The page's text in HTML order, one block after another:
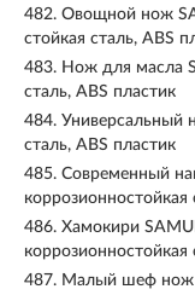
482. Овощной нож
стойкая сталь, ABS
483. Нож для масла
сталь, ABS пластик
484. Универсальный
сталь, ABS пластик
485. Современный
коррозионностойкая
486. Хамокири
коррозионностойкая
487. Малый шеф нож